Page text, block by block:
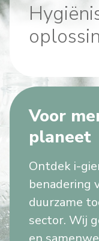
Voor
planeet
Ontdek i-
benadering
duurzame
sector. Wij